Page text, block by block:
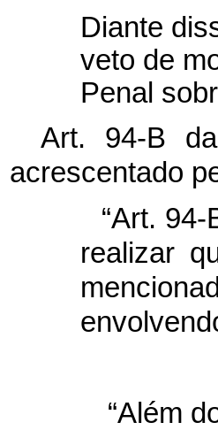
Diante
veto de
Penal
Art. 94-B
acrescentado
“Art.
realizar
“Além